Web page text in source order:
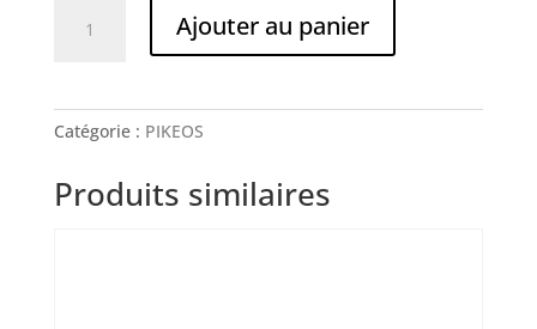
sauce
Ajouter au panier
Catégorie : PIKEOS
Produits similaires